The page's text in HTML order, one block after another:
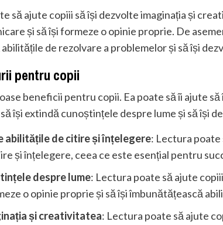
să ajute copiii să își dezvolte imaginația și
și să își formeze o opinie proprie. De
de rezolvare a problemelor și să își
pentru copii
beneficii pentru copii. Ea poate să îi ajute
își extindă cunoștințele despre lume și să își
abilitățile de citire și înțelegere: Lectura poate
și înțelegere, ceea ce este esențial pentru
despre lume: Lectura poate să ajute
o opinie proprie și să își îmbunătățească
și creativitatea: Lectura poate să ajute